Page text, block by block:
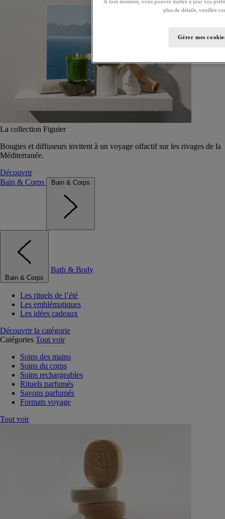
La collection Figuier
Bougies et diffuseurs invitent à un voyage olfactif sur les rivages de la
Méditerranée.
Découvrir
Bain & Corps
Bain & Corps
Bain & Corps
Bath & Body
Les rituels de l’été
Les emblématiques
Les idées cadeaux
Découvrir la catégorie
Catégories Tout voir
Soins des mains
Soins du corps
Soins rechargeables
Rituels parfumés
Savons parfumés
Formats voyage
Tout voir
plus de détails, veuillez
Gérer mes